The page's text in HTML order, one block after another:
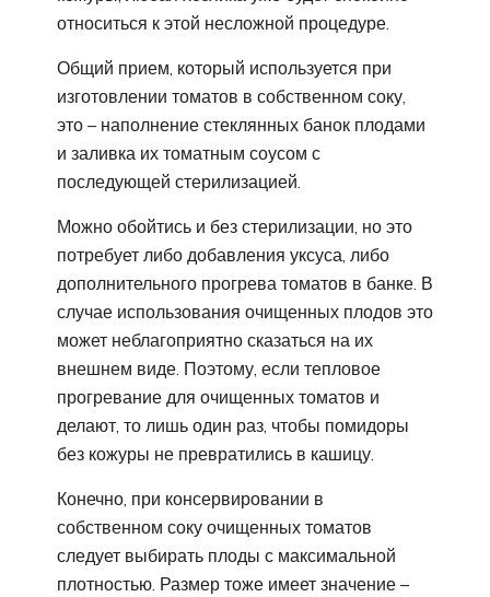
относиться к этой несложной процедуре.
Общий прием, который используется при
изготовлении томатов в собственном соку,
это – наполнение стеклянных банок плодами
и заливка их томатным соусом с
последующей стерилизацией.
Можно обойтись и без стерилизации, но это
потребует либо добавления уксуса, либо
дополнительного прогрева томатов в банке. В
случае использования очищенных плодов это
может неблагоприятно сказаться на их
внешнем виде. Поэтому, если тепловое
прогревание для очищенных томатов и
делают, то лишь один раз, чтобы помидоры
без кожуры не превратились в кашицу.
Конечно, при консервировании в
собственном соку очищенных томатов
следует выбирать плоды с максимальной
плотностью. Размер тоже имеет значение –